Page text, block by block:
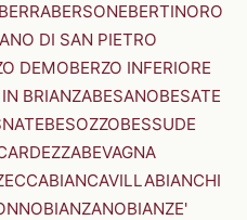
BERRABERSONEBERTINORO
DI SAN PIETRO
DEMOBERZO INFERIORE
BRIANZABESANOBESATE
BESOZZOBESSUDE
BEVAGNA
BIANCAVILLABIANCHI
BIANZANOBIANZE'